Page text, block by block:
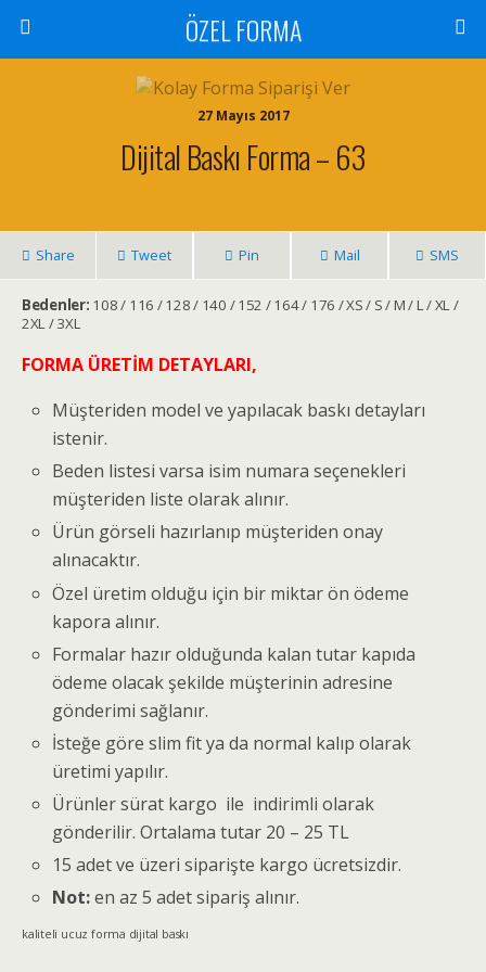
ÖZEL FORMA
27 Mayıs 2017
Dijital Baskı Forma – 63
Share Tweet Pin Mail SMS
Bedenler: 108 / 116 / 128 / 140 / 152 / 164 / 176 / XS / S / M / L / XL /
2XL / 3XL
FORMA ÜRETİM DETAYLARI,
Müşteriden model ve yapılacak baskı detayları
istenir.
Beden listesi varsa isim numara seçenekleri
müşteriden liste olarak alınır.
Ürün görseli hazırlanıp müşteriden onay
alınacaktır.
Özel üretim olduğu için bir miktar ön ödeme
kapora alınır.
Formalar hazır olduğunda kalan tutar kapıda
ödeme olacak şekilde müşterinin adresine
gönderimi sağlanır.
İsteğe göre slim fit ya da normal kalıp olarak
üretimi yapılır.
Ürünler sürat kargo ile indirimli olarak
gönderilir. Ortalama tutar 20 – 25 TL
15 adet ve üzeri siparişte kargo ücretsizdir.
Not:en az 5 adet sipariş alınır.
kaliteli ucuz forma dijital baskı